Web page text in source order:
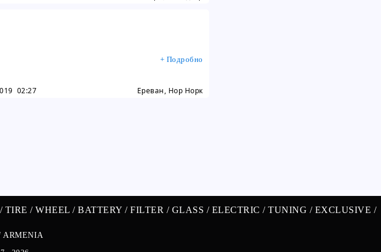
+ Подробно
02:27 Ереван, Нор Норк
TIRE /WHEEL /BATTERY /FILTER / GLASS / ELECTRIC /TUNING / EXCLUSIVE /
ARMENIA